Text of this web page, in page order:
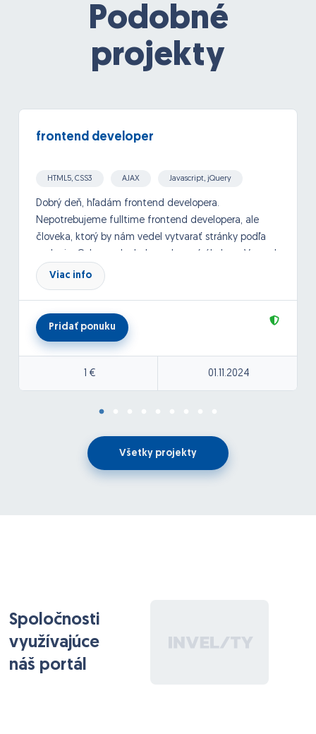
Podobné
projekty
frontend developer
HTML5, CSS3 AJAX Javascript, jQuery
Dobrý deň, hľadám frontend developera.
Nepotrebujeme fulltime frontend developera, ale
človeka, ktorý by nám vedel vytvarať stránky podľa
by sme sa stale dohodli na každom projekte.
Viac info
Pridať ponuku
1 € 01.11.2024
Všetky projekty
Spoločnosti
využívajúce
náš portál